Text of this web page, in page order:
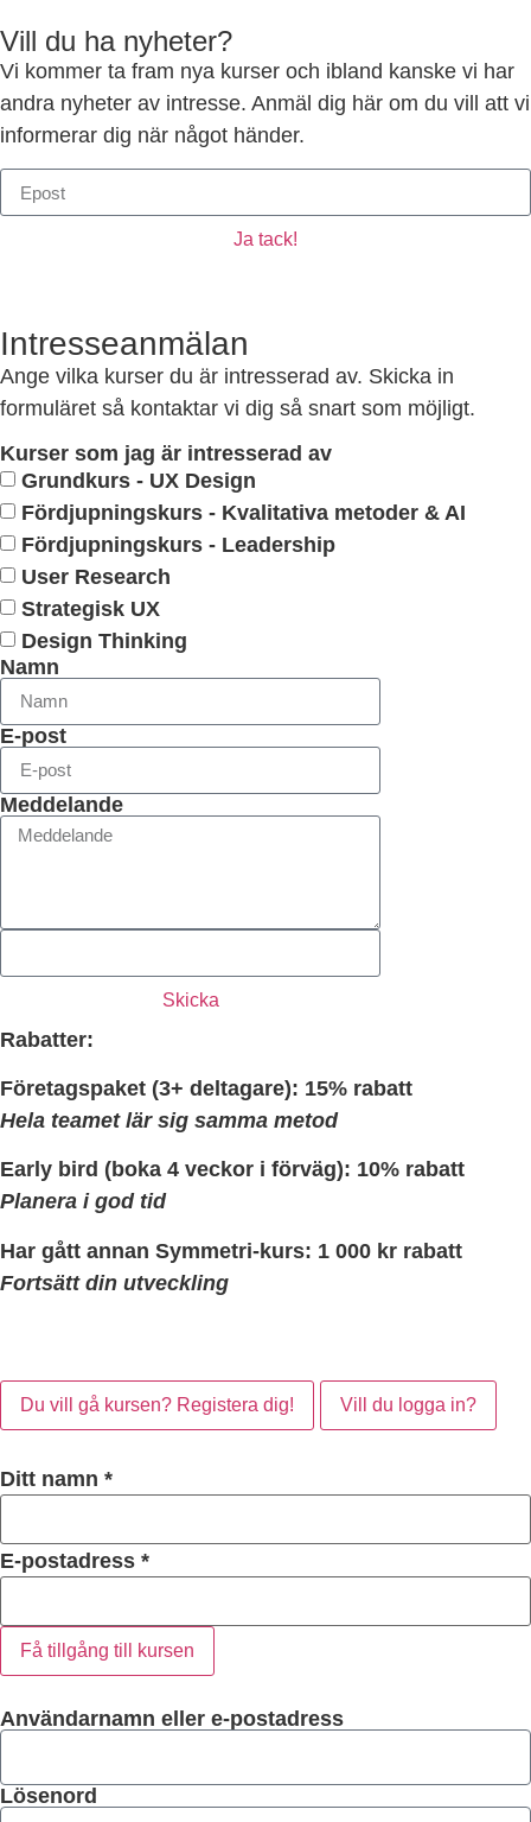
Vill du ha nyheter?
Vi kommer ta fram nya kurser och ibland kanske vi har
andra nyheter av intresse. Anmäl dig här om du vill att vi
informerar dig när något händer.
Ja tack!
Intresseanmälan
Ange vilka kurser du är intresserad av. Skicka in
formuläret så kontaktar vi dig så snart som möjligt.
Kurser som jag är intresserad av
Grundkurs - UX Design
Fördjupningskurs - Kvalitativa metoder & AI
Fördjupningskurs - Leadership
User Research
Strategisk UX
Design Thinking
Namn
E-post
Meddelande
Skicka
Rabatter:
Företagspaket (3+ deltagare): 15% rabatt
Hela teamet lär sig samma metod
Early bird (boka 4 veckor i förväg): 10% rabatt
Planera i god tid
Har gått annan Symmetri-kurs: 1 000 kr rabatt
Fortsätt din utveckling
Du vill gå kursen? Registera dig! Vill du logga in?
Ditt namn *
E-postadress *
Få tillgång till kursen
Användarnamn eller e-postadress
Lösenord